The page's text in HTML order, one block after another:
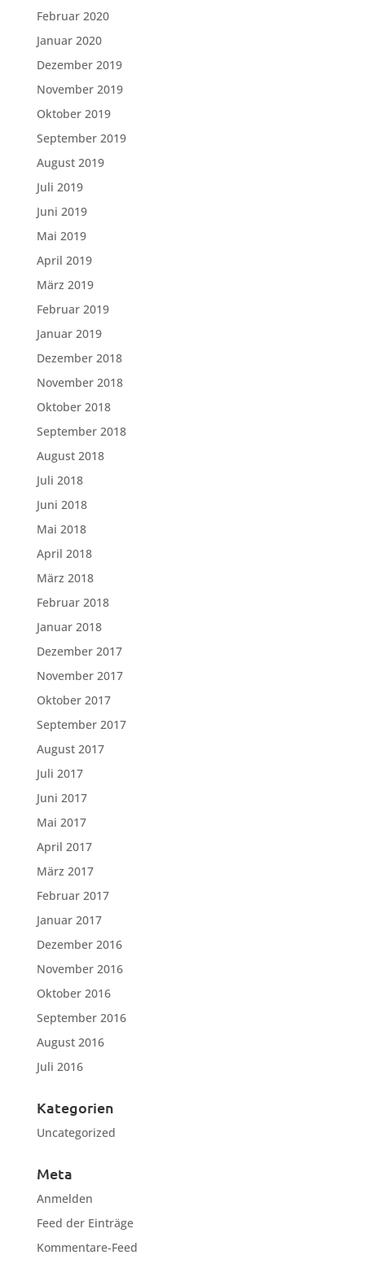
Februar 2020
Januar 2020
Dezember 2019
November 2019
Oktober 2019
September 2019
August 2019
Juli 2019
Juni 2019
Mai 2019
April 2019
März 2019
Februar 2019
Januar 2019
Dezember 2018
November 2018
Oktober 2018
September 2018
August 2018
Juli 2018
Juni 2018
Mai 2018
April 2018
März 2018
Februar 2018
Januar 2018
Dezember 2017
November 2017
Oktober 2017
September 2017
August 2017
Juli 2017
Juni 2017
Mai 2017
April 2017
März 2017
Februar 2017
Januar 2017
Dezember 2016
November 2016
Oktober 2016
September 2016
August 2016
Juli 2016
Kategorien
Uncategorized
Meta
Anmelden
Feed der Einträge
Kommentare-Feed